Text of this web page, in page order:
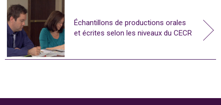
Échantillons de productions orales
et écrites selon les niveaux du CECR